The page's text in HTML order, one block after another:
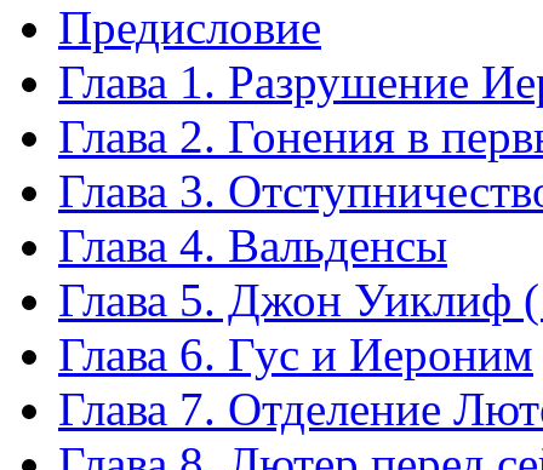
Предисловие
Глава 1. Разрушение
Глава 2. Гонения в
Глава 3.
Глава 4. Вальденсы
Глава 5. Джон Уиклиф
Глава 6. Гус и Иероним
Глава 7. Отделение